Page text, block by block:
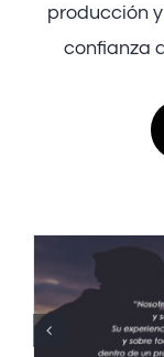
producción
confianza